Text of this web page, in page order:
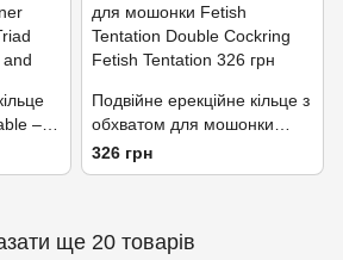
–
Подвійне ерекційне кільце з
обхватом для мошонки
Fetish Tentation Double
Сockring
326 грн
ще 20 товарів